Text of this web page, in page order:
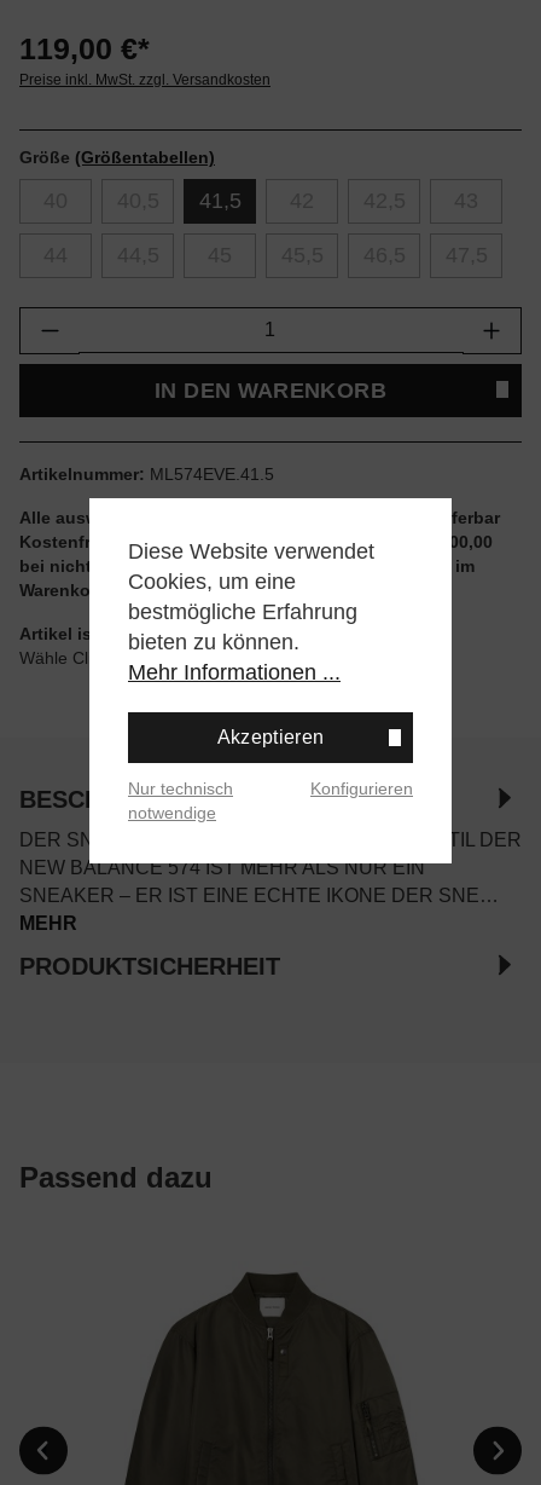
119,00 €*
Preise inkl. MwSt. zzgl. Versandkosten
Größe (Größentabellen)
41,5
Produkt Anzahl: Gib den gewünschten
IN DEN WARENKORB
Artikelnummer: ML574EVE.41.5
Alle auswählbaren Größen und Artikel sind sofort lieferbar
Kostenfreier Versand ab einem Einkaufswert von € 100,00
bei nicht reduzierten Artikeln und ohne Aktionscode im
Warenkorb
Artikel ist wie angegeben im Store verfügbar
Wähle Click & Collect beim Checkout
BESCHREIBUNG
DER SNEAKER-KLASSIKER MIT ZEITLOSEM STIL DER
NEW BALANCE 574 IST MEHR ALS NUR EIN
SNEAKER – ER IST EINE ECHTE IKONE DER SNE…
MEHR
PRODUKTSICHERHEIT
Passend dazu
Diese Website verwendet
Cookies, um eine
bestmögliche Erfahrung
bieten zu können.
Mehr Informationen ...
Akzeptieren
Nur technisch
notwendige
Konfigurieren